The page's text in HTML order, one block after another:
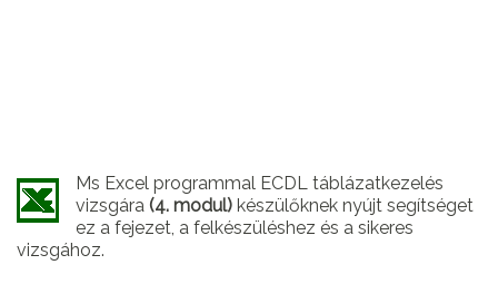
Ms Excel programmal ECDL táblázatkezelés
vizsgára (4. modul) készülőknek nyújt segítséget
ez a fejezet, a felkészüléshez és a sikeres
vizsgához.